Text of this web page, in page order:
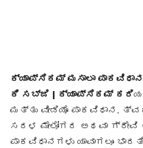
ಕ್ಯಾಪ್ಸಿಕಮ್ ಮಸಾಲಾ
ಕಿ ಸಬ್ಜಿ | ಕ್ಯಾಪ್ಸಿಕಮ್ ಕರಿಯ
ಮತ್ತು ವೀಡಿಯೊ ಪಾಕವಿಧಾನ.
ಸರಳ ಮೇಲೋಗರ ಅಥವಾ ಗ್ರೇವಿ
ಪಾಕವಿಧಾನಗಳು ಯಾವಾಗಲೂ